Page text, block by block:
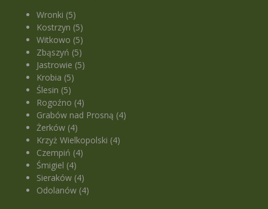
Wronki (5)
Kostrzyn (5)
Witkowo (5)
Zbąszyń (5)
Jastrowie (5)
Krobia (5)
Ślesin (5)
Rogoźno (4)
Grabów nad Prosną (4)
Żerków (4)
Krzyż Wielkopolski (4)
Czempiń (4)
Śmigiel (4)
Sieraków (4)
Odolanów (4)